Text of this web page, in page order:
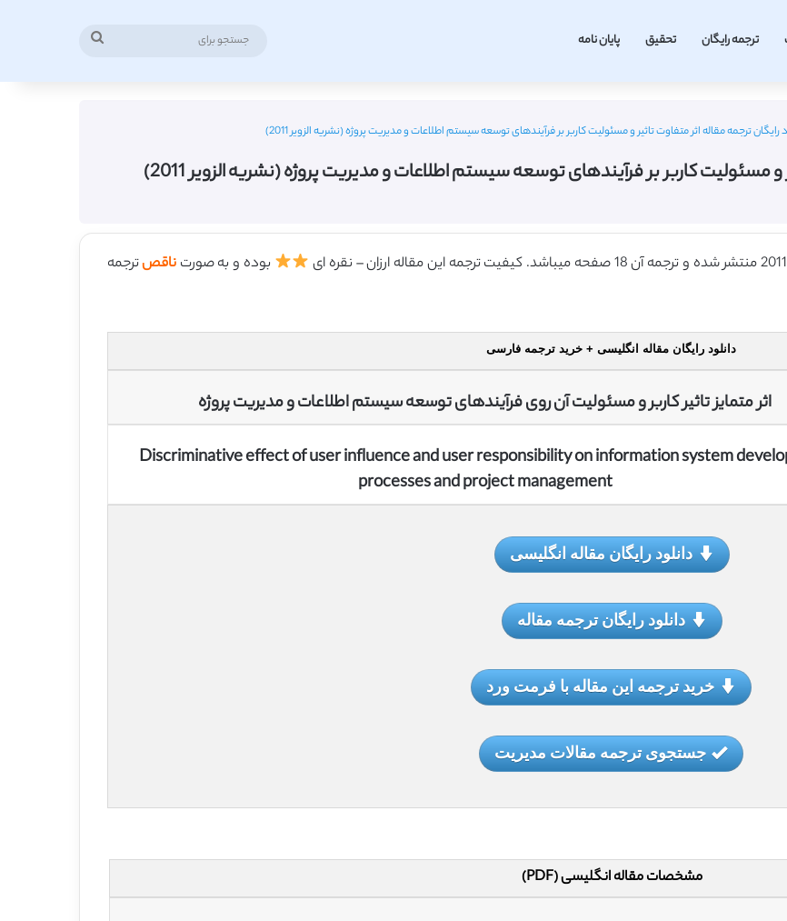
ترجمه رایگان تحقیق پایان نامه
رایگان ترجمه مقاله اثر متفاوت تاثیر و مسئولیت کاربر بر فرآیندهای توسعه سیستم اطلاعات و مدیریت پروژه (نشریه الزویر 2011)
و مسئولیت کاربر بر فرآیندهای توسعه سیستم اطلاعات و مدیریت پروژه (نشریه الزویر 2011)
بوده و به صورتناقصترجمه
دانلود رایگان مقاله انگلیسی + خرید ترجمه فارسی
اثر متمایز تاثیر کاربر و مسئولیت آن روی فرآیندهای توسعه سیستم اطلاعات و مدیریت پروژه
Discriminative effect of user influence and user responsibility on information system
processes and project management
دانلود رایگان مقاله انگلیسی
دانلود رایگان ترجمه مقاله
خرید ترجمه این مقاله با فرمت ورد
جستجوی ترجمه مقالات مدیریت
مشخصات مقاله انگلیسی (PDF)